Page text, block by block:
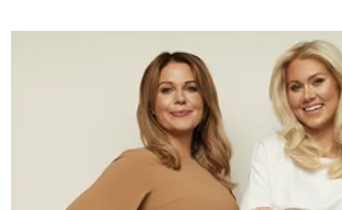
Skönhet är bra självkänsla och ett vackert leende
det nya raketvarumärket inom smink: CAIA